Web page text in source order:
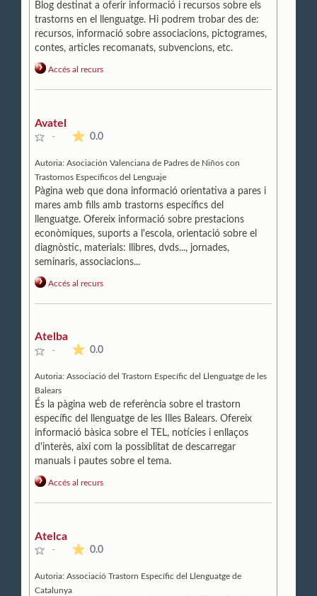
Blog destinat a oferir informació i recursos sobre els
trastorns en el llenguatge. Hi podrem trobar des de:
recursos, informació sobre associacions, pictogrames,
contes, articles recomanats, subvencions, etc.
Accés al recurs
Avatel
- 0.0La mitjana de les valoracions és de 0 estrelles de 5.
Autoria: Asociación Valenciana de Padres de Niños con
Trastornos Específicos del Lenguaje
Pàgina web que dona informació orientativa a pares i
mares amb fills amb trastorns específics del
llenguatge. Ofereix informació sobre prestacions
econòmiques, suports a l'escola, orientació sobre el
diagnòstic, materials: llibres, dvds..., jornades,
seminaris, associacions...
Accés al recurs
Atelba
- 0.0La mitjana de les valoracions és de 0 estrelles de 5.
Autoria: Associació del Trastorn Específic del Llenguatge de les
Balears
És la pàgina web de referència sobre el trastorn
específic del llenguatge de les Illes Balears. Ofereix
informació bàsica sobre el TEL, notícies i enllaços
d'interès, així com la possiblitat de descarregar
manuals i pautes sobre el tema.
Accés al recurs
Atelca
- 0.0La mitjana de les valoracions és de 0 estrelles de 5.
Autoria: Associació Trastorn Específic del Llenguatge de
Catalunya